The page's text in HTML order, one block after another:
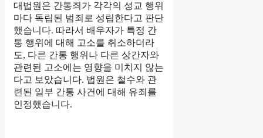
대법원은 간통죄가 각각의 성교 행위
마다 독립된 범죄로 성립한다고 판단
했습니다. 따라서 배우자가 특정 간
통 행위에 대해 고소를 취소하더라
도, 다른 간통 행위나 다른 상간자와
관련된 고소에는 영향을 미치지 않는
다고 보았습니다. 법원은 철수와 관
련된 일부 간통 사건에 대해 유죄를
인정했습니다.